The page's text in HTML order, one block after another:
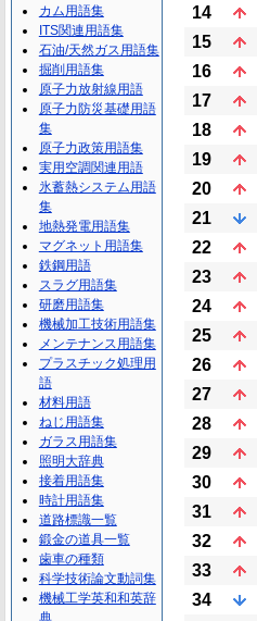
14
15
16
17
18
19
20
21
22
23
24
25
26
27
28
29
30
31
32
33
34
カム用語集
ITS関連用語集
石油/天然ガス用語集
掘削用語集
原子力放射線用語
原子力防災基礎用語
集
原子力政策用語集
実用空調関連用語
氷蓄熱システム用語
集
地熱発電用語集
マグネット用語集
鉄鋼用語
スラグ用語集
研磨用語集
機械加工技術用語集
メンテナンス用語集
プラスチック処理用
語
材料用語
ねじ用語集
ガラス用語集
照明大辞典
接着用語集
時計用語集
道路標識一覧
鍛金の道具一覧
歯車の種類
科学技術論文動詞集
機械工学英和和英辞
典